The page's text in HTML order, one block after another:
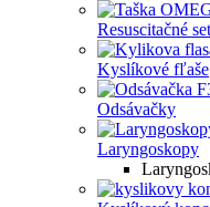
Resuscitačné
Kyslíkové fľaše
Odsávačky
Laryngoskopy